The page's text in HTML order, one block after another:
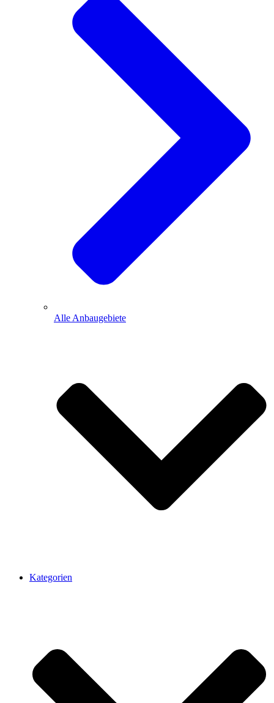
Alle Anbaugebiete
Kategorien